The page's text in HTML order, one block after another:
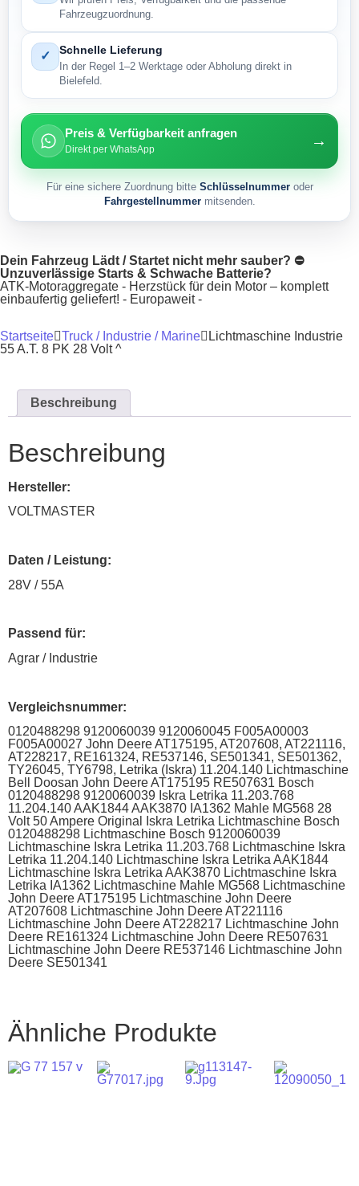
Fahrzeugzuordnung.
✓ Schnelle Lieferung
In der Regel 1–2 Werktage oder Abholung direkt in
Bielefeld.
Preis & Verfügbarkeit anfragen
Direkt per WhatsApp →
Für eine sichere Zuordnung bitte Schlüsselnummeroder
Fahrgestellnummermitsenden.
Dein Fahrzeug Lädt / Startet nicht mehr sauber? ⛔
Unzuverlässige Starts & Schwache Batterie?
ATK-Motoraggregate - Herzstück für dein Motor – komplett
einbaufertig geliefert! - Europaweit -
Startseite Truck / Industrie / Marine
Lichtmaschine Industrie
55 A.T. 8 PK 28 Volt ^
Beschreibung
Beschreibung
Hersteller:
VOLTMASTER
Daten / Leistung:
28V / 55A
Passend für:
Agrar / Industrie
Vergleichsnummer:
0120488298 9120060039 9120060045 F005A00003
F005A00027 John Deere AT175195, AT207608, AT221116,
AT228217, RE161324, RE537146, SE501341, SE501362,
TY26045, TY6798, Letrika (Iskra) 11.204.140 Lichtmaschine
Bell Doosan John Deere AT175195 RE507631 Bosch
0120488298 9120060039 Iskra Letrika 11.203.768
11.204.140 AAK1844 AAK3870 IA1362 Mahle MG568 28
Volt 50 Ampere Original Iskra Letrika Lichtmaschine Bosch
0120488298 Lichtmaschine Bosch 9120060039
Lichtmaschine Iskra Letrika 11.203.768 Lichtmaschine Iskra
Letrika 11.204.140 Lichtmaschine Iskra Letrika AAK1844
Lichtmaschine Iskra Letrika AAK3870 Lichtmaschine Iskra
Letrika IA1362 Lichtmaschine Mahle MG568 Lichtmaschine
John Deere AT175195 Lichtmaschine John Deere
AT207608 Lichtmaschine John Deere AT221116
Lichtmaschine John Deere AT228217 Lichtmaschine John
Deere RE161324 Lichtmaschine John Deere RE507631
Lichtmaschine John Deere RE537146 Lichtmaschine John
Deere SE501341
Ähnliche Produkte